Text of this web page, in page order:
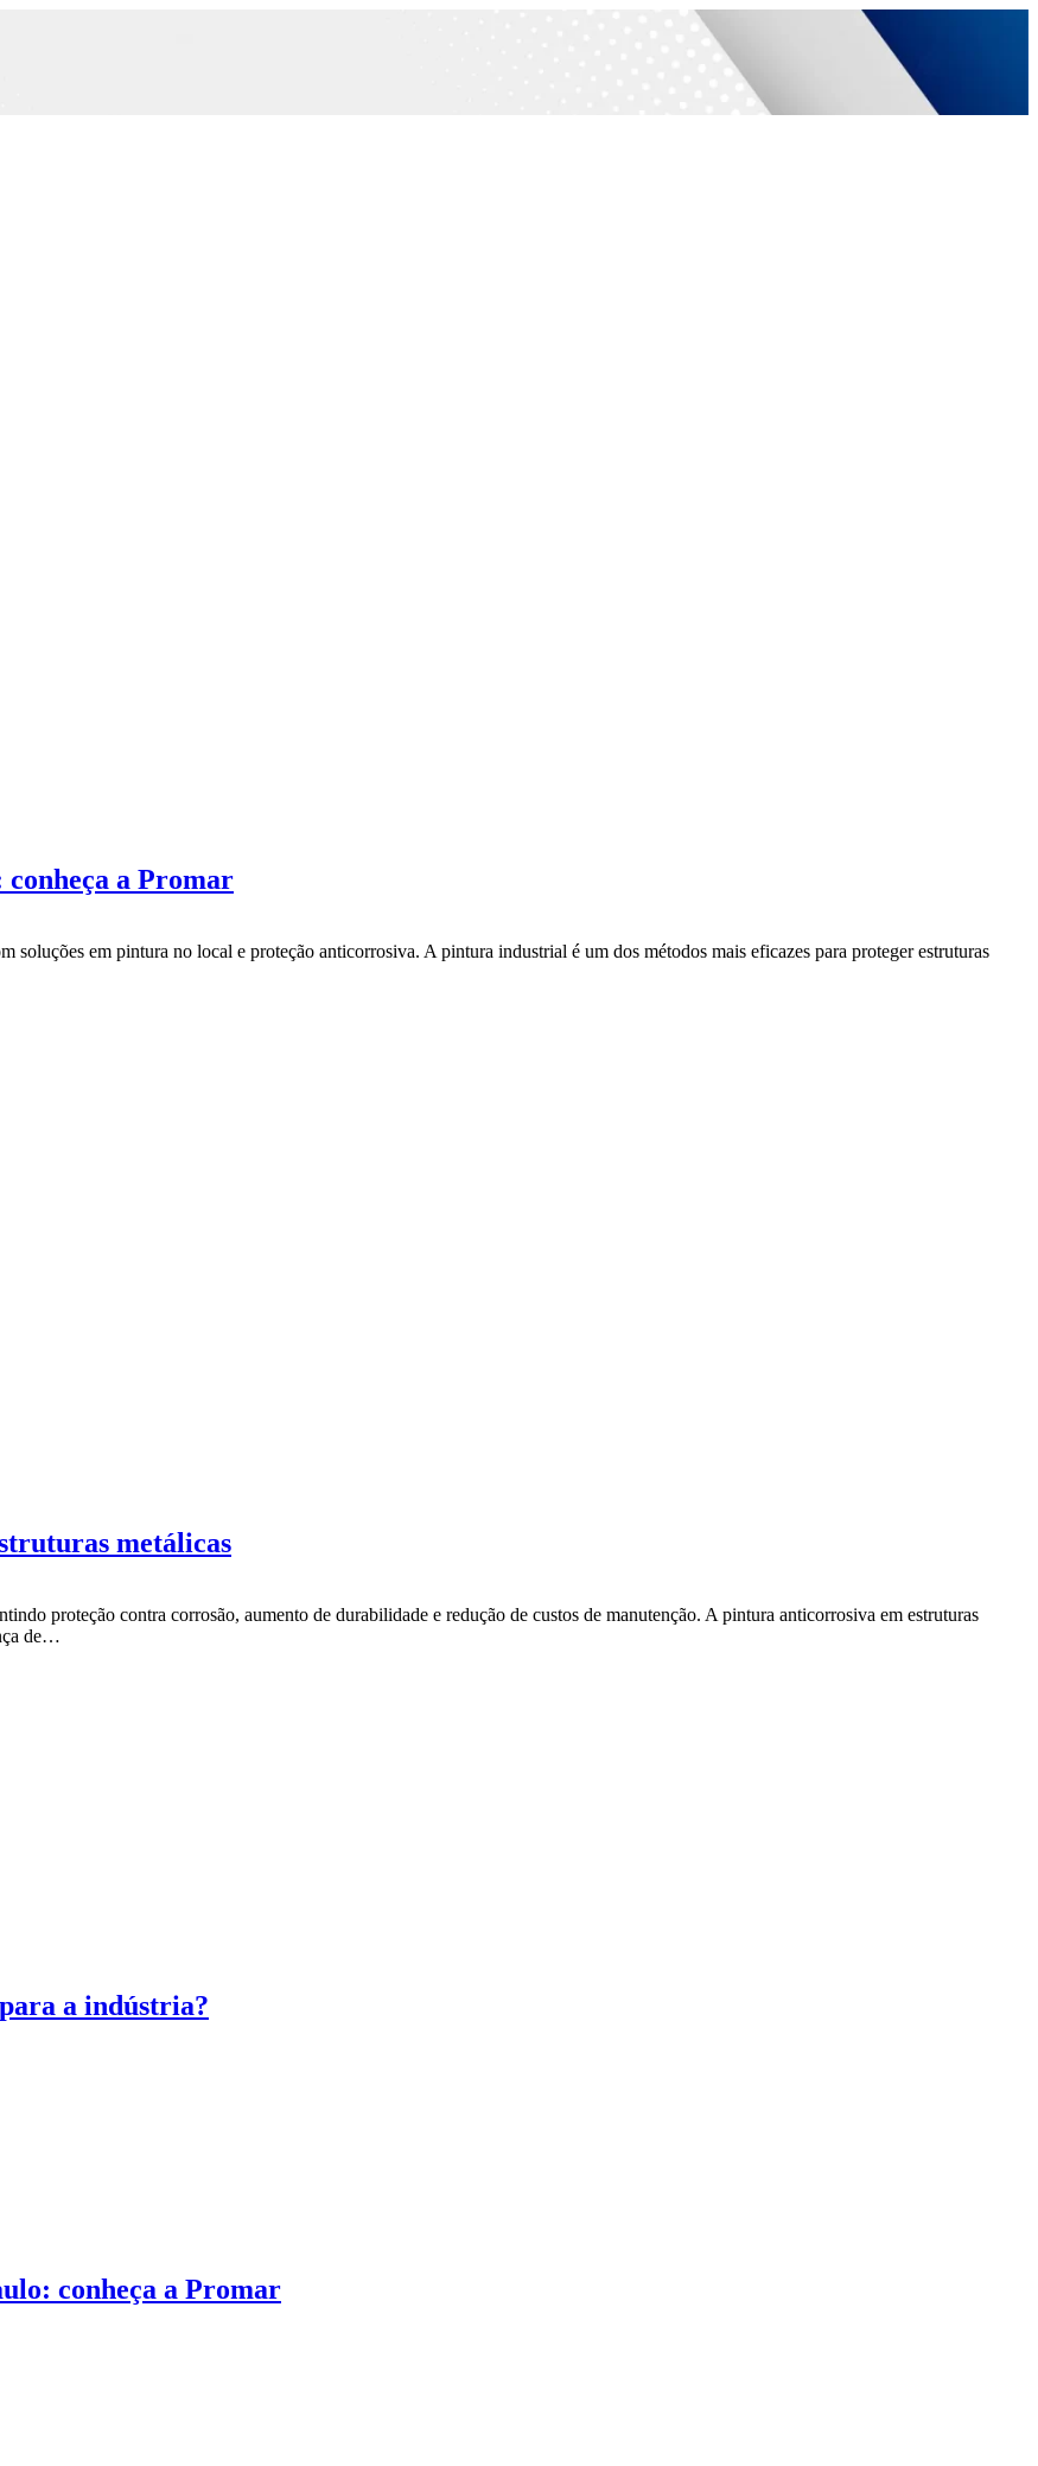
a Promar
soluções em pintura no local e proteção anticorrosiva. A pintura industrial é um dos métodos mais eficazes para proteger estruturas
metálicas
proteção contra corrosão, aumento de durabilidade e redução de custos de manutenção. A pintura anticorrosiva em estruturas
de…
a indústria?
conheça a Promar